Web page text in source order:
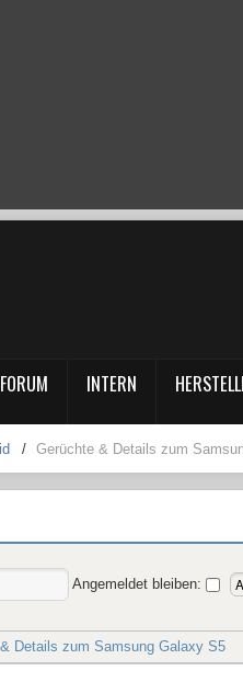
FORUM INTERN
/ Gerüchte & Details zum
Angemeldet bleiben:
Details zum Samsung Galaxy S5